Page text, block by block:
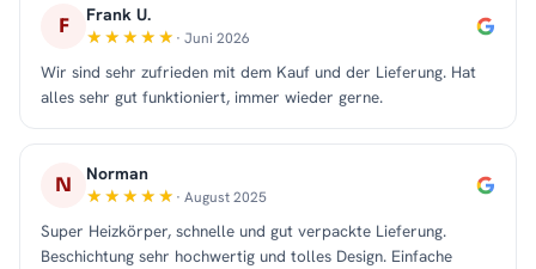
F Frank U.
· Juni 2026
Wir sind sehr zufrieden mit dem Kauf und der Lieferung. Hat
alles sehr gut funktioniert, immer wieder gerne.
N Norman
· August 2025
Super Heizkörper, schnelle und gut verpackte Lieferung.
Beschichtung sehr hochwertig und tolles Design. Einfache